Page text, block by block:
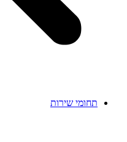
תחומי שירות